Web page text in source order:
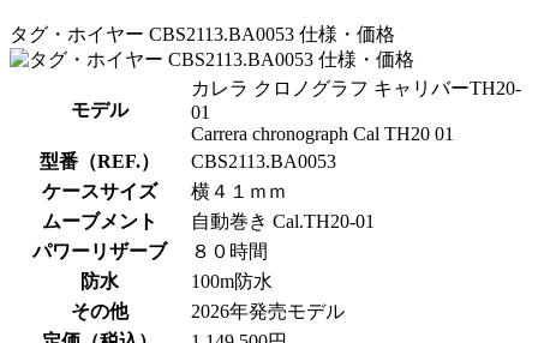
タグ・ホイヤー CBS2113.BA0053 仕様・価格
モデル
カレラ クロノグラフ キャリバーTH20-
01
Carrera chronograph Cal TH20 01
型番（REF.）
CBS2113.BA0053
ケースサイズ
横４１ｍｍ
ムーブメント
自動巻き Cal.TH20-01
パワーリザーブ
８０時間
防水
100m防水
その他
2026年発売モデル